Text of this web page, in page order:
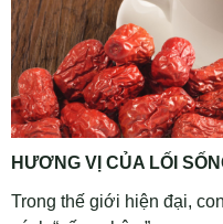
HƯƠNG VỊ CỦA LỐI
Trong thế giới hiện đại,